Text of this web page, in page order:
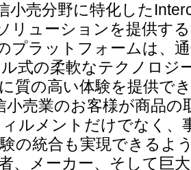
小売分野に特化した
リューションを提供す
プラットフォームは、
式の柔軟なテクノロジ
質の高い体験を提供で
小売業のお客様が商品の
ルメントだけでなく、
の統合も実現できるよ
、メーカー、そして巨